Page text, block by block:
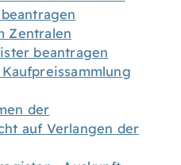
Zentralen
beantragen
der
auf Verlangen der